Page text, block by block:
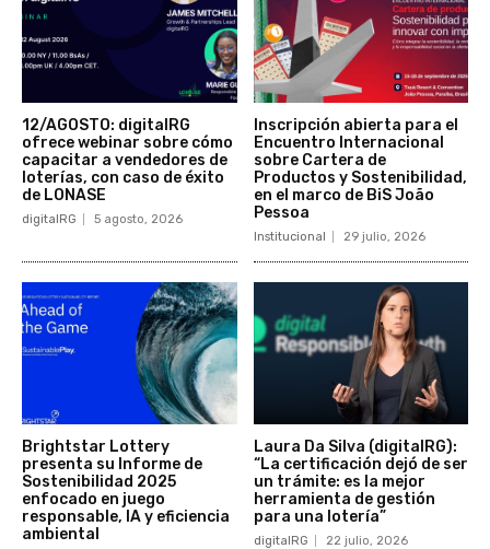
12/AGOSTO: digitalRG
ofrece webinar sobre cómo
capacitar a vendedores de
loterías, con caso de éxito
de LONASE
digitalRG 5 agosto, 2026
Inscripción abierta para el
Encuentro Internacional
sobre Cartera de
Productos y Sostenibilidad,
en el marco de BiS João
Pessoa
Institucional 29 julio, 2026
Brightstar Lottery
presenta su Informe de
Sostenibilidad 2025
enfocado en juego
responsable, IA y eficiencia
ambiental
Laura Da Silva (digitalRG):
“La certificación dejó de ser
un trámite: es la mejor
herramienta de gestión
para una lotería”
digitalRG 22 julio, 2026